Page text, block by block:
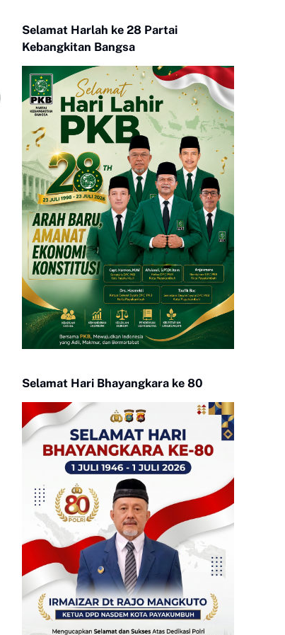
Selamat Harlah ke 28 Partai
Kebangkitan Bangsa
Selamat Hari Bhayangkara ke 80